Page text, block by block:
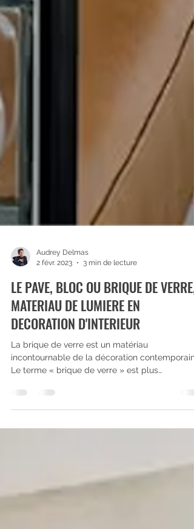
2 févr. 2023
3 min de lecture
LE PAVE, BLOC OU BRIQUE DE VERRE,
MATERIAU DE LUMIERE EN
DECORATION D'INTERIEUR
La brique de verre est un matériau
Le terme « brique de verre » est plus